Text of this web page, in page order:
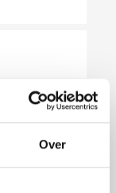
Over